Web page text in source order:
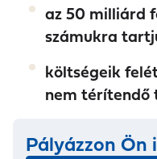
az 50 milliárd
számukra
költségeik
nem térítendő
Pályázzon Ön